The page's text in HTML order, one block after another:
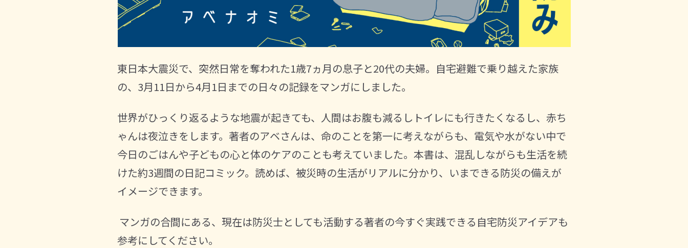
東日本大震災で、突然日常を奪われた1歳7ヵ月の息子と20代の夫婦。自宅避難で乗り越えた家族
の、 3月11日から4月1日までの日々の記録をマンガにしました。
世界がひっくり返るような地震が起きても、人間はお腹も減るしトイレにも行きたくなるし、赤ち
ゃんは夜泣きをします。著者のアベさんは、命のことを第一に考えながらも、電気や水がない中で
今日のごはんや子どもの心と体のケアのことも考えていました。本書は、混乱しながらも生活を続
けた約3週間の日記コミック。読めば、被災時の生活がリアルに分かり、いまできる防災の備えが
イメージできます。
マンガの合間にある、現在は防災士としても活動する著者の今すぐ実践できる自宅防災アイデアも
参考にしてください。